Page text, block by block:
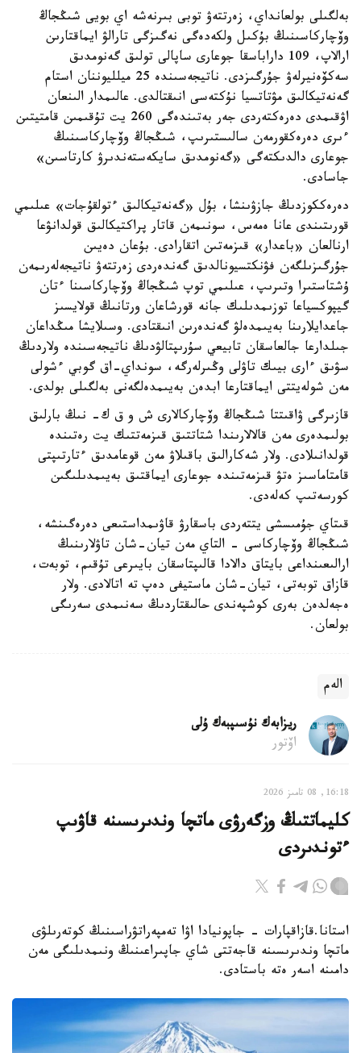
بەلگىلى بولعانداي، زەرتتەۋ توبى بىرنەشە اي بويى شىڭجاڭ
وۆچاركاسىنىڭ بۇكىل ولكەدەگى نەگىزگى تارالۋ ايماقتارىن
ارالاپ، 109 داراباسقا جوعارى ساپالى تولىق گەنومدىق
سەكۆەنيرلەۋ جۇرگىزدى. ناتيجەسىندە 25 ميلليوننان استام
گەنەتيكالىق مۋتاتسيا نۇكتەسى انىقتالدى. عالىمدار الىنعان
اۋقىمدى دەرەكتەردى جەر بەتىندەگى 260 يت تۇقىمىن قامتيتىن
ءىرى دەرەكقورمەن سالىستىرىپ، شىڭجاڭ وۆچاركاسىنىڭ
جوعارى دالدىكتەگى «گەنومدىق سايكەستەندىرۋ كارتاسىن»
جاسادى.
دەرەككوزدىڭ جازۋىنشا، بۇل «گەنەتيكالىق ءتولقۇجات» عىلىمي
قورىتىندى عانا ەمەس، سونىمەن قاتار پراكتيكالىق قولدانۋعا
ارنالعان «باعدار» قىزمەتىن اتقارادى. بۇعان دەيىن
جۇرگىزىلگەن فۋنكتسيونالدىق گەندەردى زەرتتەۋ ناتيجەلەرىمەن
ۇشتاستىرا وتىرىپ، عىلىمي توپ شىڭجاڭ وۆچاركاسىنا ءتان
گيپوكسياعا توزىمدىلىك جانە قورشاعان ورتانىڭ قولايسىز
جاعدايلارىنا بەيىمدەلۋ گەندەرىن انىقتادى. وسىلايشا مىڭداعان
جىلدارعا جالعاسقان تابيعي سۇرىپتالۋدىڭ ناتيجەسىندە ولاردىڭ
سۋىق ءارى بيىك تاۋلى وڭىرلەرگە، سونداي-اق گوبي ءشولى
مەن شولەيتتى ايماقتارعا ابدەن بەيىمدەلگەنى بەلگىلى بولدى.
قازىرگى ۋاقىتتا شىڭجاڭ وۆچاركالارى ش و ق ك- نىڭ بارلىق
بولىمدەرى مەن قالالارىندا شتاتتىق قىزمەتتىك يت رەتىندە
قولدانىلادى. ولار شەكارالىق باقىلاۋ مەن قوعامدىق ءتارتىپتى
قامتاماسىز ەتۋ قىزمەتىندە جوعارى ايماقتىق بەيىمدىلىگىن
كورسەتىپ كەلەدى.
قىتاي جۇمىسشى يتتەردى باسقارۋ قاۋىمداستىعى دەرەگىنشە،
شىڭجاڭ وۆچاركاسى - التاي مەن تيان-شان تاۋلارىنىڭ
ارالىعىنداعى بايتاق دالادا قالىپتاسقان بايىرعى تۇقىم، توبەت،
قازاق توبەتى، تيان-شان ماستيفى دەپ تە اتالادى. ولار
ەجەلدەن بەرى كوشپەندى حالىقتاردىڭ سەنىمدى سەرىگى
بولعان.
الەم
ريزابەك نۇسىپبەك ۇلى
اۆتور
16:18, 08 تامىز 2026
كليماتتىڭ وزگەرۋى ماتچا وندىرىسىنە قاۋىپ
ءتوندىردى
استانا.قازاقپارات - جاپونيادا اۋا تەمپەراتۋراسىنىڭ كوتەرىلۋى
ماتچا وندىرىسىنە قاجەتتى شاي جاپىراعىنىڭ ونىمدىلىگى مەن
دامىنە اسەر ەتە باستادى.